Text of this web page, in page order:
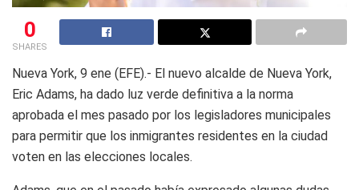
0
SHARES
Nueva York, 9 ene (EFE).- El nuevo alcalde de Nueva York,
Eric Adams, ha dado luz verde definitiva a la norma
aprobada el mes pasado por los legisladores municipales
para permitir que los inmigrantes residentes en la ciudad
voten en las elecciones locales.